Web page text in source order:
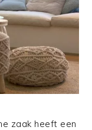
zaak heeft een